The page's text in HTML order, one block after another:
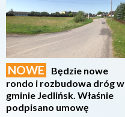
NOWE
Będzie nowe
rondo i rozbudowa dróg w
gminie Jedlińsk. Właśnie
podpisano umowę